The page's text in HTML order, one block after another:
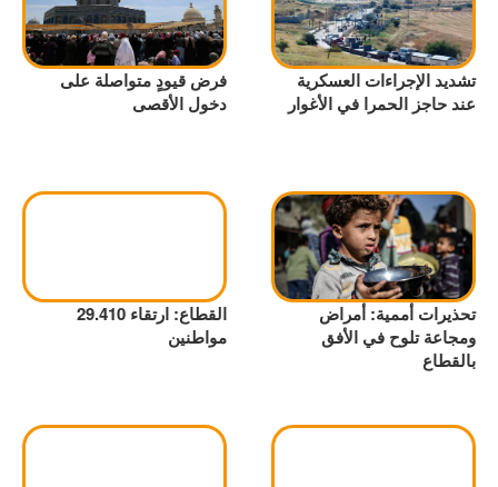
تشديد الإجراءات العسكرية
عند حاجز الحمرا في الأغوار
فرض قيودٍ متواصلة على
دخول الأقصى
تحذيرات أممية: أمراض
ومجاعة تلوح في الأفق
بالقطاع
القطاع: ارتقاء 29.410
مواطنين